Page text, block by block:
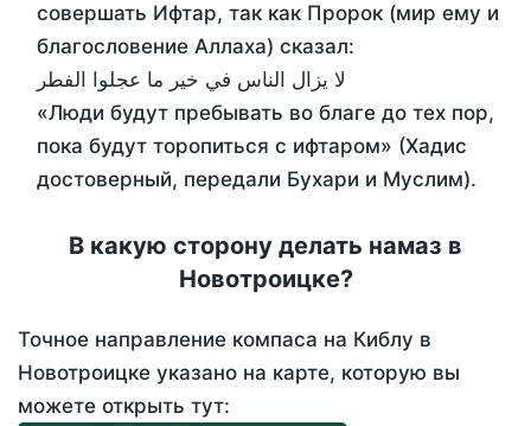
совершать Ифтар, так как Пророк (мир ему и
благословение Аллаха) сказал:
لا يزال الناس في خير ما عجلوا الفطر
«Люди будут пребывать во благе до тех пор,
пока будут торопиться с ифтаром» (Хадис
достоверный, передали Бухари и Муслим).
В какую сторону делать намаз в
Новотроицке?
Точное направление компаса на Киблу в
Новотроицке указано на карте, которую вы
можете открыть тут: